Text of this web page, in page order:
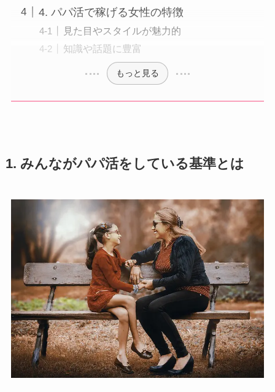
4. パパ活で稼げる女性の特徴
見た目やスタイルが魅力的
知識や話題に豊富
もっと見る
1. みんながパパ活をしている基準とは